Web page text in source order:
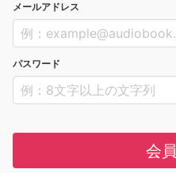
メールアドレス
パスワード
会